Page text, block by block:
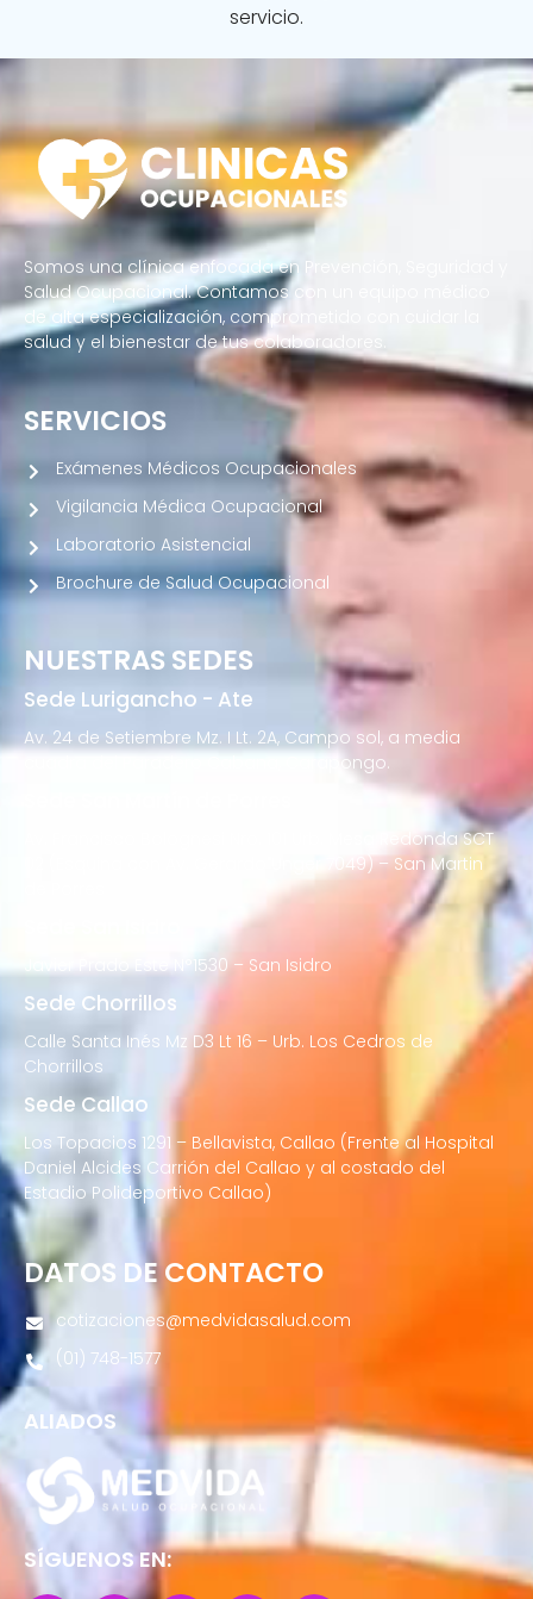
servicio.
Somos una clínica enfocada en Prevención, Seguridad y
Salud Ocupacional. Contamos con un equipo médico
de alta especialización, comprometido con cuidar la
salud y el bienestar de tus colaboradores.
NUESTRAS SEDES
Sede Lurigancho - Ate
Av. 24 de Setiembre Mz. I Lt. 2A, Campo sol, a media
cuadra del Paradero Cabana, Carapongo.
Av. Francisco Bolognesi Nro. 101 Urb. Mesa Redonda SCT
02 (Esquina con Av. Gerardo Unger 7049) – San Martin
Javier Prado Este N°1530 – San Isidro
Sede Chorrillos
Calle Santa Inés Mz D3 Lt 16 – Urb. Los Cedros de
Chorrillos
Sede Callao
Los Topacios 1291 – Bellavista, Callao (Frente al Hospital
Daniel Alcides Carrión del Callao y al costado del
Estadio Polideportivo Callao)
SERVICIOS
Exámenes Médicos Ocupacionales
Vigilancia Médica Ocupacional
Laboratorio Asistencial
Brochure de Salud Ocupacional
DATOS DE CONTACTO
cotizaciones@medvidasalud.com
(01) 748-1577
ALIADOS
SÍGUENOS EN: